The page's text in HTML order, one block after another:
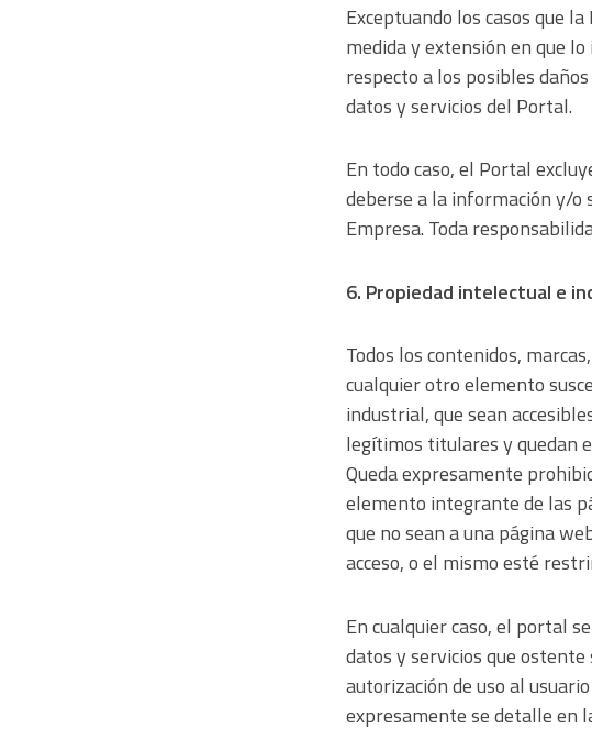
Exceptuando los casos que
medida y extensión en que
respecto a los posibles
datos y servicios del Portal.
En todo caso, el Portal
deberse a la información y/
Empresa. Toda
6. Propiedad intelectual e
Todos los contenidos,
cualquier otro elemento
industrial, que sean
legítimos titulares y quedan
Queda expresamente
elemento integrante de las
que no sean a una página
acceso, o el mismo esté
En cualquier caso, el portal
datos y servicios que
autorización de uso al
expresamente se detalle en